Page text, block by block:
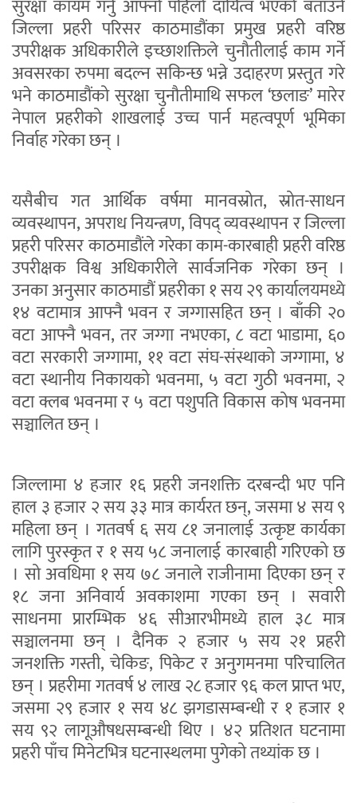
सुरक्षा कायम गर्नु आफ्नो पहिलो दायित्व भएको बताउने
जिल्ला प्रहरी परिसर काठमाडौंका प्रमुख प्रहरी वरिष्ठ
उपरीक्षक अधिकारीले इच्छाशक्तिले चुनौतीलाई काम गर्ने
अवसरका रुपमा बदल्न सकिन्छ भन्ने उदाहरण प्रस्तुत गरे
भने काठमाडौंको सुरक्षा चुनौतीमाथि सफल ‘छलाङ’ मारेर
नेपाल प्रहरीको शाखलाई उच्च पार्न महत्वपूर्ण भूमिका
निर्वाह गरेका छन् ।
यसैबीच गत आर्थिक वर्षमा मानवस्रोत, स्रोत-साधन
व्यवस्थापन, अपराध नियन्त्रण, विपद् व्यवस्थापन र जिल्ला
प्रहरी परिसर काठमाडौंले गरेका काम-कारबाही प्रहरी वरिष्ठ
उपरीक्षक विश्व अधिकारीले सार्वजनिक गरेका छन् ।
उनका अनुसार काठमाडौं प्रहरीका १ सय २९ कार्यालयमध्ये
१४ वटामात्र आफ्नै भवन र जग्गासहित छन् । बाँकी २०
वटा आफ्नै भवन, तर जग्गा नभएका, ८ वटा भाडामा, ६०
वटा सरकारी जग्गामा, ११ वटा संघ-संस्थाको जग्गामा, ४
वटा स्थानीय निकायको भवनमा, ५ वटा गुठी भवनमा, २
वटा क्लब भवनमा र ५ वटा पशुपति विकास कोष भवनमा
सञ्चालित छन् ।
जिल्लामा ४ हजार १६ प्रहरी जनशक्ति दरबन्दी भए पनि
हाल ३ हजार २ सय ३३ मात्र कार्यरत छन्, जसमा ४ सय ९
महिला छन् । गतवर्ष ६ सय ८१ जनालाई उत्कृष्ट कार्यका
लागि पुरस्कृत र १ सय ५८ जनालाई कारबाही गरिएको छ
। सो अवधिमा १ सय ७८ जनाले राजीनामा दिएका छन् र
१८ जना अनिवार्य अवकाशमा गएका छन् । सवारी
साधनमा प्रारम्भिक ४६ सीआरभीमध्ये हाल ३८ मात्र
सञ्चालनमा छन् । दैनिक २ हजार ५ सय २१ प्रहरी
जनशक्ति गस्ती, चेकिङ, पिकेट र अनुगमनमा परिचालित
छन् । प्रहरीमा गतवर्ष ४ लाख २८ हजार ९६ कल प्राप्त भए,
जसमा २९ हजार १ सय ४८ झगडासम्बन्धी र १ हजार १
सय ९२ लागूऔषधसम्बन्धी थिए । ४२ प्रतिशत घटनामा
प्रहरी पाँच मिनेटभित्र घटनास्थलमा पुगेको तथ्यांक छ ।